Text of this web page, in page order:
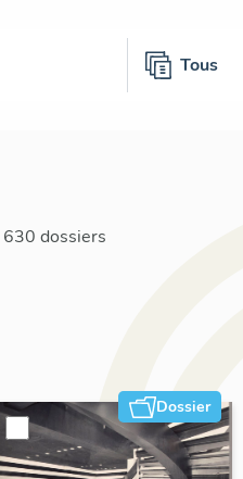
Tous
630 dossiers
Dossier